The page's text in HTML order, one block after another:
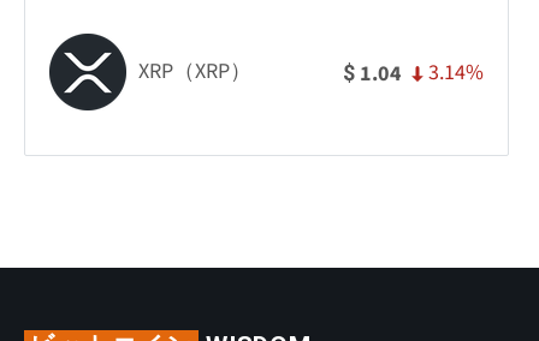
XRP（XRP） $ 1.04 3.14%